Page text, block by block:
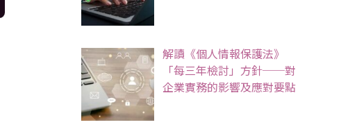
解讀《個人情報保護法》
「每三年檢討」方針──對
企業實務的影響及應對要點